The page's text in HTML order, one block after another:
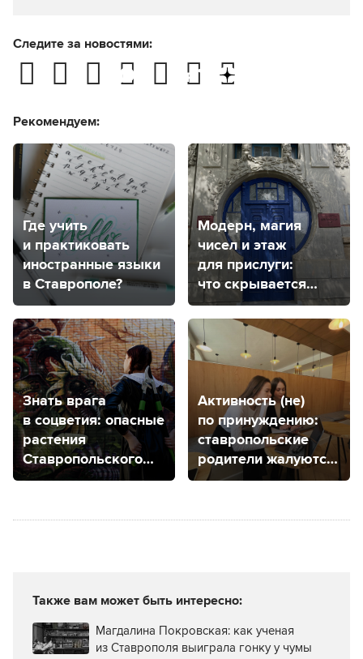
Следите за новостями:
Рекомендуем:
Где учить
и практиковать
иностранные языки
в Ставрополе?
Модерн, магия
чисел и этаж
для прислуги:
что скрывается
за самой
фотогеничной
дверью
Ставрополя?
Знать врага
в соцветия: опасные
растения
Ставропольского
края
Активность (не)
по принуждению:
ставропольские
родители жалуются
на школьные чаты
Также вам может быть интересно:
Магдалина Покровская: как ученая
из Ставрополя выиграла гонку у чумы